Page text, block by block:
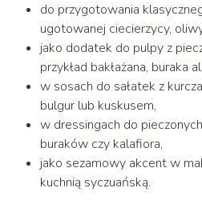
do przygotowania
ugotowanej ciecierzycy,
jako dodatek do pulpy z
przykład bakłażana, buraka
w sosach do sałatek z
bulgur lub kuskusem,
w dressingach do
buraków czy kalafiora,
jako sezamowy akcent w
kuchnią syczuańską.